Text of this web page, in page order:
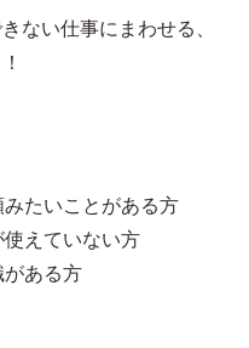
ない仕事にまわせる、
たいことがある方
えていない方
ある方